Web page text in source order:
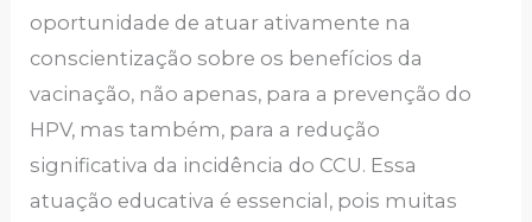
oportunidade de atuar ativamente na
conscientização sobre os benefícios da
vacinação, não apenas, para a prevenção do
HPV, mas também, para a redução
significativa da incidência do CCU. Essa
atuação educativa é essencial, pois muitas